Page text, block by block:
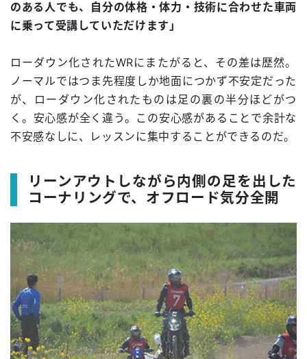
のある人でも、自分の体格・体力・技術に合わせた車両
に乗って受講していただけます」
ローダウン化されたWRにまたがると、その差は歴然。
ノーマルではつま先程度しか地面につかず不安定だった
が、ローダウン化されたものは足の裏の半分ほどがつ
く。安心感が全く違う。この安心感があることで余計な
不安感なしに、レッスンに集中することができるのだ。
リーンアウトしながら内側の足を出した
コーナリングで、オフロード気分全開